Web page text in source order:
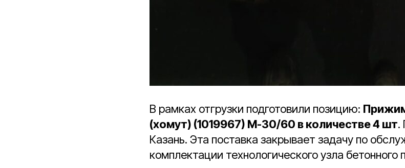
В рамках отгрузки подготовили позицию:
(хомут) (1019967) М-30/60 в количестве 4 шт.
Казань. Эта поставка закрывает задачу по
комплектации технологического узла бетонного